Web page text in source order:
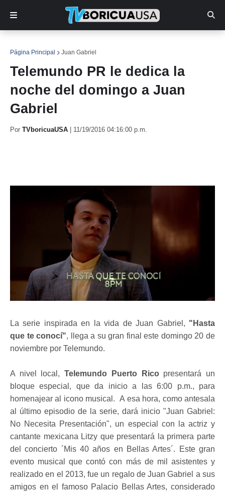
Página Principal Juan Gabriel
Telemundo PR le dedica la
noche del domingo a Juan
Gabriel
Por TVboricuaUSA 11/19/2016 04:16:00 p.m.
La serie inspirada en la vida de Juan Gabriel, "Hasta
que te conocí", llega a su gran final este domingo 20 de
noviembre por Telemundo.
A nivel local,Telemundo Puerto Ricopresentará un
bloque especial, que da inicio a las 6:00 p.m., para
homenajear al icono musical. A esa hora, como antesala
al último episodio de la serie, dará inicio "Juan Gabriel:
No Necesita Presentación", un especial con la actriz y
cantante mexicana Litzy que presentará la primera parte
del concierto ´Mis 40 años en Bellas Artes´. Este gran
evento musical que contó con más de mil asistentes y
realizado en el 2013, fue un regalo de Juan Gabriel a sus
amigos en el famoso Palacio Bellas Artes, considerado